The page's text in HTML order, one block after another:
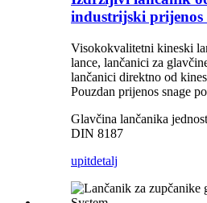
industrijski prijenos
Visokokvalitetni kineski
lance, lančanici za
lančanici direktno od
Pouzdan prijenos snage
Glavčina lančanika
DIN 8187
upitdetalj